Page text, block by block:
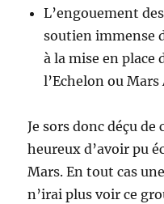
L’engouement
soutien immense
à la mise en place
l’Echelon ou Mars
Je sors donc déçu
heureux d’avoir pu
Mars. En tout cas
n’irai plus voir ce